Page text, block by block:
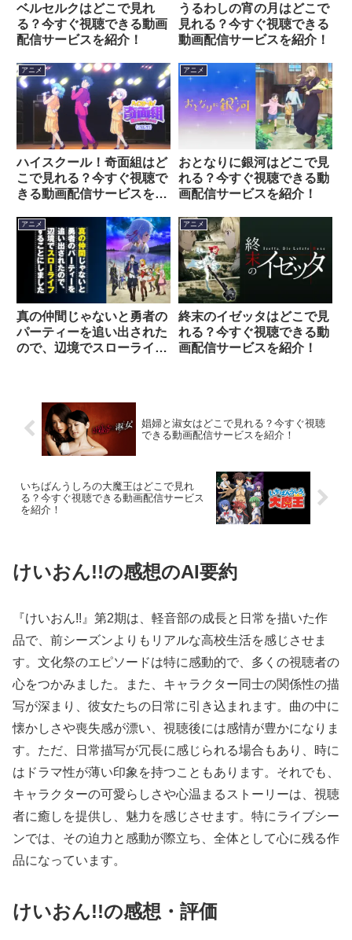
ベルセルクはどこで見れ
る？今すぐ視聴できる動画
配信サービスを紹介！
うるわしの宵の月はどこで
見れる？今すぐ視聴できる
動画配信サービスを紹介！
アニメ
ハイスクール！奇面組はど
こで見れる？今すぐ視聴で
きる動画配信サービスを紹
アニメ
おとなりに銀河はどこで見
れる？今すぐ視聴できる動
画配信サービスを紹介！
アニメ
真の仲間じゃないと勇者の
パーティーを追い出された
ので、辺境でスローライフ
を紹介！
アニメ
終末のイゼッタはどこで見
れる？今すぐ視聴できる動
画配信サービスを紹介！
娼婦と淑女はどこで見れる？今すぐ視聴
できる動画配信サービスを紹介！
いちばんうしろの大魔王はどこで見れ
る？今すぐ視聴できる動画配信サービス
を紹介！
けいおん!!の感想のAI要約
『けいおん!!』第2期は、軽音部の成長と日常を描いた作
品で、前シーズンよりもリアルな高校生活を感じさせま
す。文化祭のエピソードは特に感動的で、多くの視聴者の
心をつかみました。また、キャラクター同士の関係性の描
写が深まり、彼女たちの日常に引き込まれます。曲の中に
懐かしさや喪失感が漂い、視聴後には感情が豊かになりま
す。ただ、日常描写が冗長に感じられる場合もあり、時に
はドラマ性が薄い印象を持つこともあります。それでも、
キャラクターの可愛らしさや心温まるストーリーは、視聴
者に癒しを提供し、魅力を感じさせます。特にライブシー
ンでは、その迫力と感動が際立ち、全体として心に残る作
品になっています。
けいおん!!の感想・評価